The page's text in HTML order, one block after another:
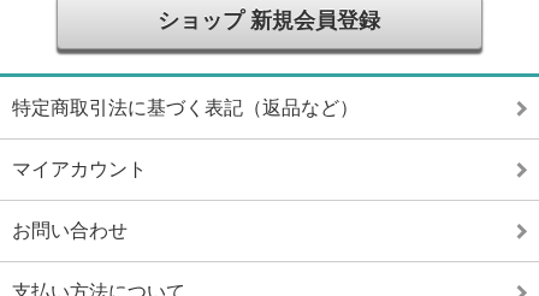
ショップ 新規会員登録
特定商取引法に基づく表記（返品など）
マイアカウント
お問い合わせ
支払い方法について